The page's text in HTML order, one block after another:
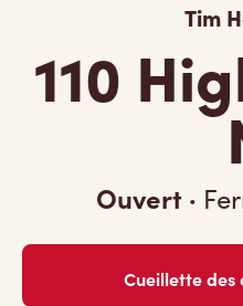
Tim
110
Ouvert ·
Cueillette des